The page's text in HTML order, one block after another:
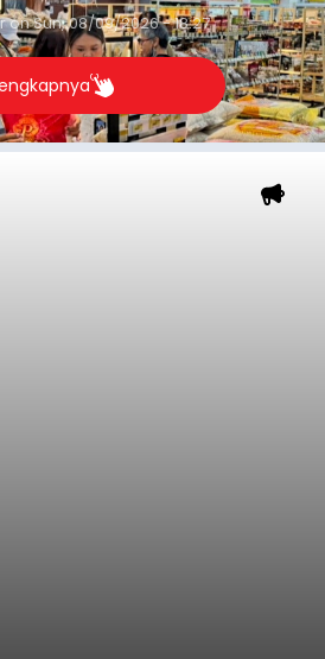
onSun, 08/09/2026 - 18:27